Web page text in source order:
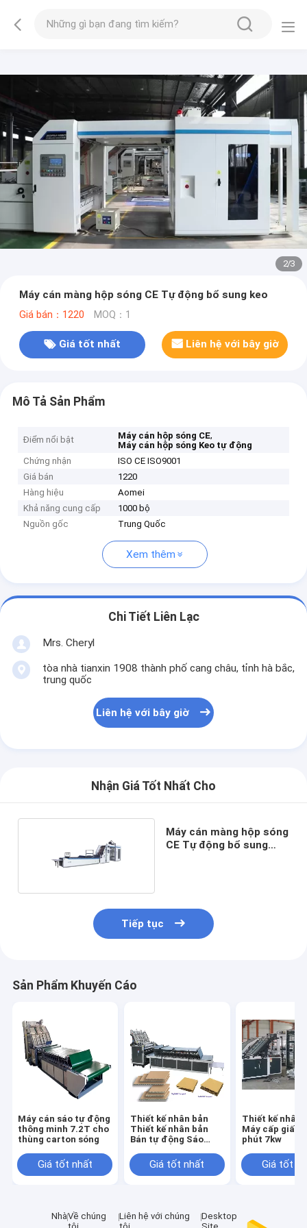
2/3
Máy cán màng hộp sóng CE Tự động bổ sung keo
Giá bán：1220 MOQ：1
Giá tốt nhất Liên hệ với bây giờ
Mô Tả Sản Phẩm
Điểm nổi bật Máy cán hộp sóng CE,
Máy cán hộp sóng Keo tự động
Chứng nhận
ISO CE ISO9001
Giá bán
1220
Hàng hiệu
Aomei
Khả năng cung cấp
1000 bộ
Nguồn gốc
Trung Quốc
Xem thêm
Chi Tiết Liên Lạc
Mrs. Cheryl
tòa nhà tianxin 1908 thành phố cang châu, tỉnh hà bắc,
trung quốc
Liên hệ với bây giờ
Nhận Giá Tốt Nhất Cho
Máy cán màng hộp sóng
CE Tự động bổ sung
Tiếp tục
Sản Phẩm Khuyến Cáo
Máy cán sáo tự động
thông minh 7.2T cho
thùng carton sóng
Giá tốt nhất
Thiết kế nhân bản
Thiết kế nhân bản
Bán tự động Sáo
Máy đo mặt trước
Giá tốt nhất
Thiết kế nhân
Máy cấp giấy
phút 7kw
Giá tốt
NhàVề chúng
Liên hệ với chúng
Desktop